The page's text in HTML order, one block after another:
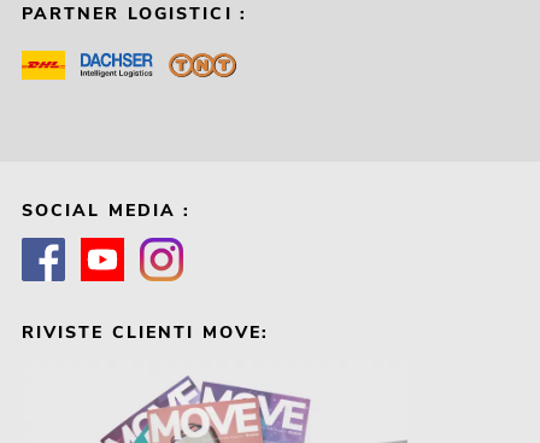
PARTNER LOGISTICI :
SOCIAL MEDIA :
RIVISTE CLIENTI MOVE: